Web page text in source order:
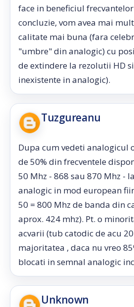
face in beneficiul
concluzie, vom avea mai
calitate mai buna (fara
"umbre" din analogic) cu
de extindere la rezolutii HD
inexistente in analogic).
Tuzgureanu
Dupa cum vedeti analogicul
de 50% din frecventele
50 Mhz - 868 sau 870 Mhz -
analogic in mod european
50 = 800 Mhz de banda din
aprox. 424 mhz). Pt. o
acvarii (tub catodic de acu
majoritatea , daca nu vreo
blocati in semnal analogic
Unknown